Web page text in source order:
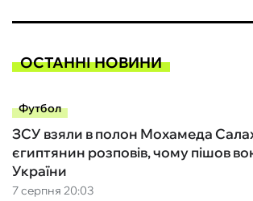
ОСТАННІ НОВИНИ
Футбол
7 серпня 20:03
ЗСУ взяли в полон Мохамеда
єгиптянин розповів, чому пішов
України